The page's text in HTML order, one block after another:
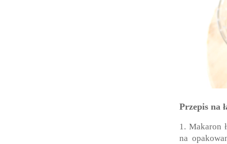
Przepis na
1. Makaron
na